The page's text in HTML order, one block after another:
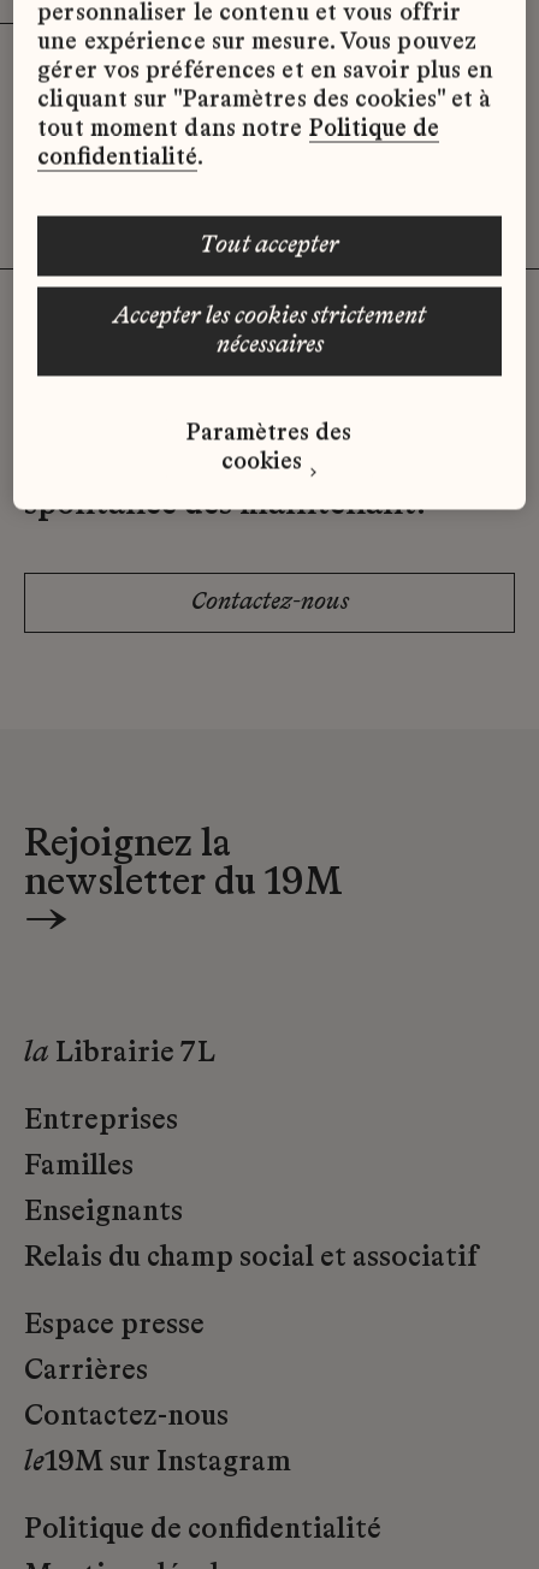
Désolé, il semble qu’il n’y ait pas
d’offres d’emploi disponibles pour le
moment.
Vous n'avez pas trouvé d'offre
qui correspond à votre profil ?
Envoyez-nous votre candidature
spontanée dès maintenant.
Contactez-nous
Rejoignez la
newsletter du 19M
→
la Librairie 7L
Entreprises
Familles
Enseignants
Relais du champ social et associatif
Espace presse
Carrières
Contactez-nous
le19M sur Instagram
Politique de confidentialité
personnaliser le contenu et vous offrir
une expérience sur mesure. Vous pouvez
gérer vos préférences et en savoir plus en
cliquant sur "Paramètres des cookies" et à
tout moment dans notre Politique de
confidentialité.
accepter les cookies strictement
nécessaires
tout accepter
Paramètres des
cookies